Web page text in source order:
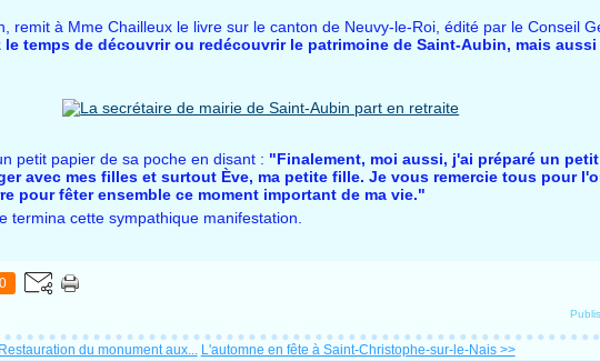
remit à Mme Chailleux le livre sur le canton de Neuvy-le-Roi, édité par le Conseil
le temps de découvrir ou redécouvrir le patrimoine de Saint-Aubin, mais
petit papier de sa poche en disant : "Finalement, moi aussi, j'ai préparé un
avec mes filles et surtout Ève, ma petite fille. Je vous remercie tous pour
pour fêter ensemble ce moment important de ma vie."
termina cette sympathique manifestation.
0
du monument aux... L'automne en fête à Saint-Christophe-sur-le-Nais >>